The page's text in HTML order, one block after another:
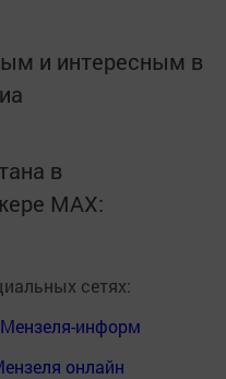
и интересным в
в
MАХ:
сетях:
информ
онлайн